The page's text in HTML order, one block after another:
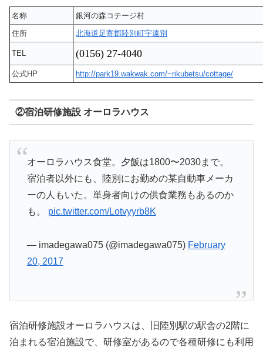
名称
銀河の森コテージ村
住所
北海道足寄郡陸別町宇遠別
TEL (0156) 27-4040
公式HP http://park19.wakwak.com/~rikubetsu/cottage/
②宿泊研修施設 オーロラハウス
オーロラハウス食堂。夕飯は1800〜2030まで。
宿泊者以外にも、陸別にお勤めの某自動車メーカ
ーの人もいた。単身者向けの供食業務もあるのか
も。 pic.twitter.com/Lotvyyrb8K
— imadegawa075 (@imadegawa075) February
20, 2017
宿泊研修施設オーロラハウスは、旧陸別駅の駅舎の2階に
泊まれる宿泊施設で、研修室があるので各種研修にも利用